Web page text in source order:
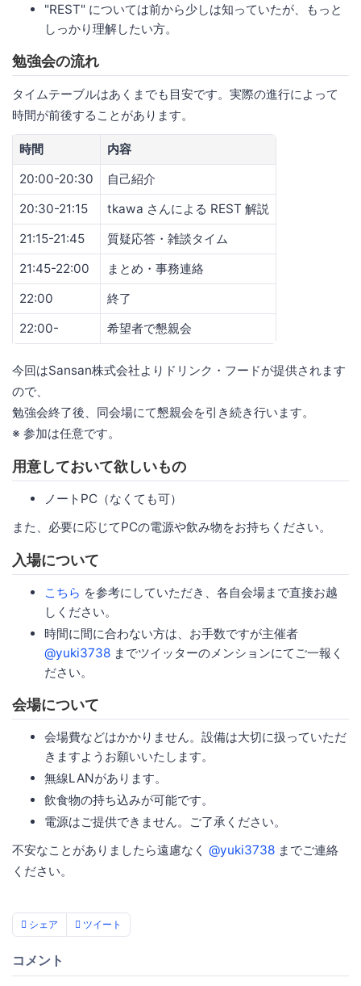
"REST" については前から少しは知っていたが、もっと
しっかり理解したい方。
勉強会の流れ
タイムテーブルはあくまでも目安です。実際の進行によって
時間が前後することがあります。
時間
内容
20:00-20:30
自己紹介
20:30-21:15
tkawa さんによる REST 解説
21:15-21:45
質疑応答・雑談タイム
21:45-22:00
まとめ・事務連絡
22:00
終了
22:00-
希望者で懇親会
今回はSansan株式会社よりドリンク・フードが提供されます
ので、
勉強会終了後、同会場にて懇親会を引き続き行います。
※ 参加は任意です。
用意しておいて欲しいもの
ノートPC（なくても可）
また、必要に応じてPCの電源や飲み物をお持ちください。
入場について
こちら を参考にしていただき、各自会場まで直接お越
しください。
時間に間に合わない方は、お手数ですが主催者
@yuki3738 までツイッターのメンションにてご一報く
ださい。
会場について
会場費などはかかりません。設備は大切に扱っていただ
きますようお願いいたします。
無線LANがあります。
飲食物の持ち込みが可能です。
電源はご提供できません。ご了承ください。
不安なことがありましたら遠慮なく @yuki3738 までご連絡
ください。
シェア ツイート
コメント